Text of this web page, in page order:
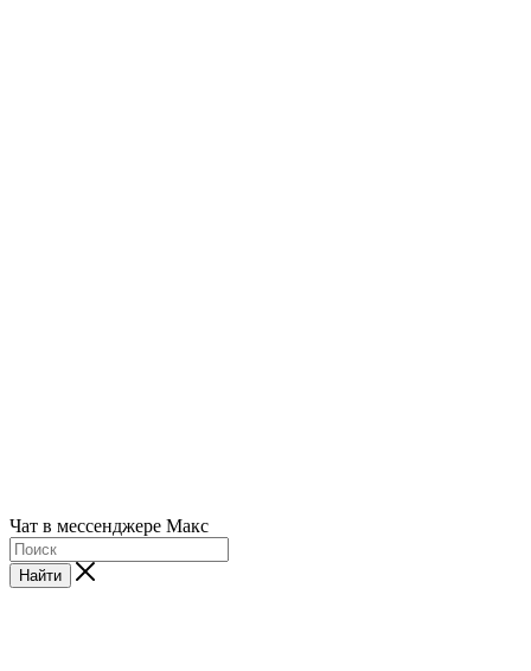
Чат в мессенджере Макс
Найти